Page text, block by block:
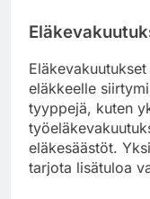
eläkkeelle
tyyppejä, kuten
eläkesäästöt.
tarjota lisätuloa